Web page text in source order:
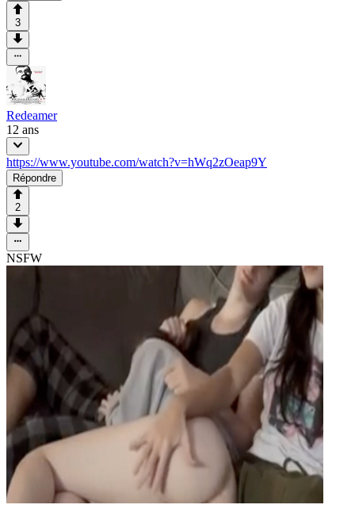
3
Redeamer
12 ans
https://www.youtube.com/watch?v=hWq2zOeap9Y
Répondre
2
NSFW